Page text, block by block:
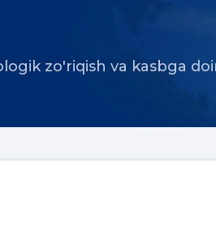
zo'riqish va kasbga